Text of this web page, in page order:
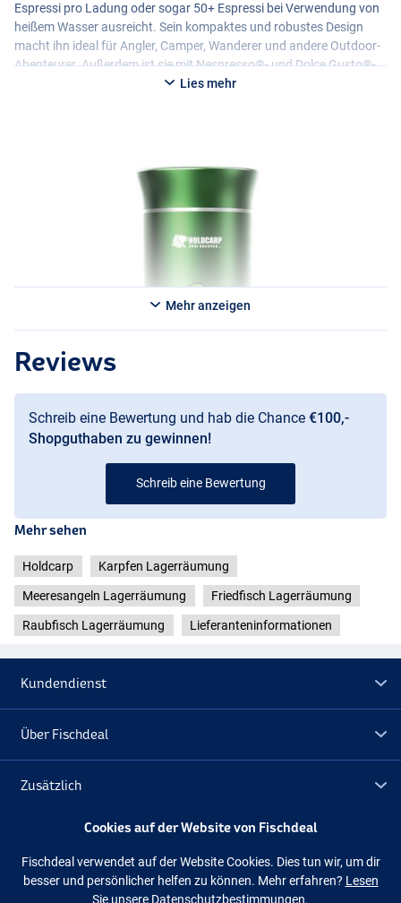
Espressi pro Ladung oder sogar 50+ Espressi bei Verwendung von
heißem Wasser ausreicht. Sein kompaktes und robustes Design
macht ihn ideal für Angler, Camper, Wanderer und andere Outdoor-
Abenteurer. Außerdem ist sie mit Nespresso®- und Dolce Gusto®-
Kapseln sowie mit gemahlenem Kaffee kompatibel, so dass Sie
Einfach zu transportieren in Kombination mit dem Holdcarp
EspressoGo Maker Travel Case (separat erhältlich).
Lies mehr
Mehr anzeigen
Reviews
Schreib eine Bewertung und hab die Chance €100,-
Shopguthaben zu gewinnen!
Schreib eine Bewertung
Mehr sehen
Holdcarp Karpfen Lagerräumung
Meeresangeln Lagerräumung Friedfisch Lagerräumung
Raubfisch Lagerräumung Lieferanteninformationen
Kundendienst
Über Fischdeal
Zusätzlich
Lagerräumung
Facebook
Cookies auf der Website von Fischdeal
Fischdeal verwendet auf der Website Cookies. Dies tun wir, um dir
besser und persönlicher helfen zu können. Mehr erfahren? Lesen
Sie unsere Datenschutzbestimmungen.